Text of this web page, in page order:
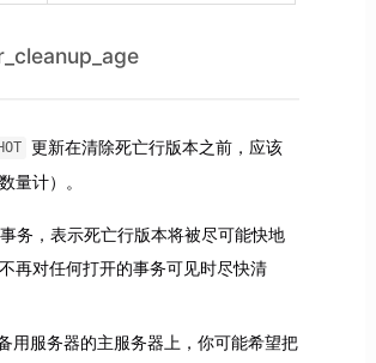
HOT 更新在清除死亡行版本之前，应该
量计）。
务，表示死亡行版本将被尽可能快地
再对任何打开的事务可见时尽快清
用服务器的主服务器上，你可能希望把